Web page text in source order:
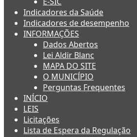
Indicadores da Saúde
Indicadores de desempenho
INFORMAÇÕES
Dados Abertos
Lei Aldir Blanc
MAPA DO SITE
O MUNICÍPIO
Perguntas Frequentes
INÍCIO
LEIS
Licitações
Lista de Espera da Regulação